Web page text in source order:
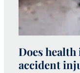
Does
accident